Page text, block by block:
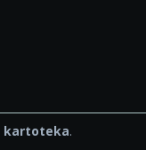
kartoteka.